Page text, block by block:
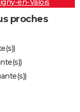
en-Valois
proches